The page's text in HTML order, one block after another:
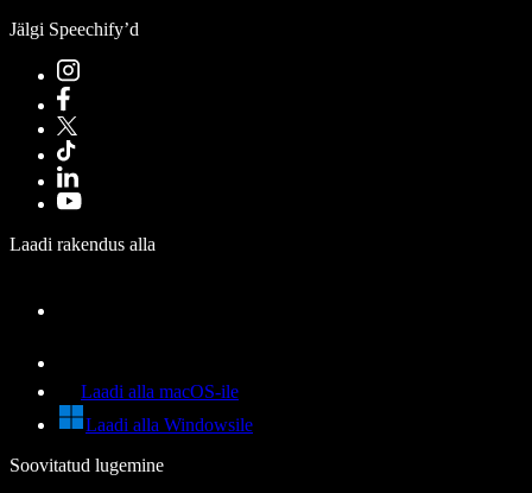
Jälgi Speechify’d
Laadi rakendus alla
Laadi alla macOS-ile
Laadi alla Windowsile
Soovitatud lugemine